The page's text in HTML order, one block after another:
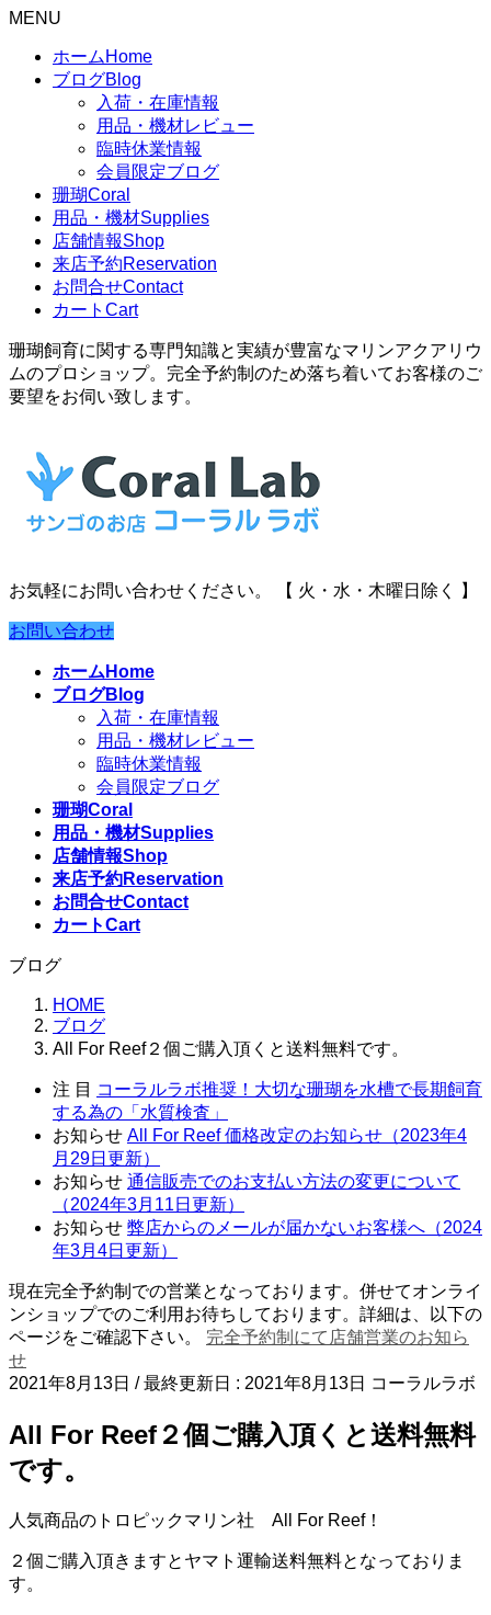
MENU
ホーム Home
ブログBlog
入荷・在庫情報
用品・機材レビュー
臨時休業情報
会員限定ブログ
珊瑚Coral
用品・機材Supplies
店舗情報Shop
来店予約Reservation
お問合せContact
カート Cart
珊瑚飼育に関する専門知識と実績が豊富なマリンアクアリウ
ムのプロショップ。完全予約制のため落ち着いてお客様のご
要望をお伺い致します。
お気軽にお問い合わせください。 【 火・水・木曜日除く 】
お問い合わせ
ホーム Home
ブログBlog
入荷・在庫情報
用品・機材レビュー
臨時休業情報
会員限定ブログ
珊瑚Coral
用品・機材Supplies
店舗情報Shop
来店予約Reservation
お問合せContact
カートCart
ブログ
HOME
ブログ
All For Reef２個ご購入頂くと送料無料です。
注 目 コーラルラボ推奨！大切な珊瑚を水槽で長期飼育
する為の「水質検査」
お知らせ All For Reef 価格改定のお知らせ（2023年4
月29日更新）
お知らせ 通信販売でのお支払い方法の変更について
（2024年3月11日更新）
お知らせ 弊店からのメールが届かないお客様へ（2024
年3月4日更新）
現在完全予約制での営業となっております。併せてオンライ
ンショップでのご利用お待ちしております。詳細は、以下の
ページをご確認下さい。 完全予約制にて店舗営業のお知ら
せ
2021年8月13日 / 最終更新日 : 2021年8月13日 コーラルラボ
All For Reef２個ご購入頂くと送料無料
です。
人気商品のトロピックマリン社 All For Reef！
２個ご購入頂きますとヤマト運輸送料無料となっておりま
す。